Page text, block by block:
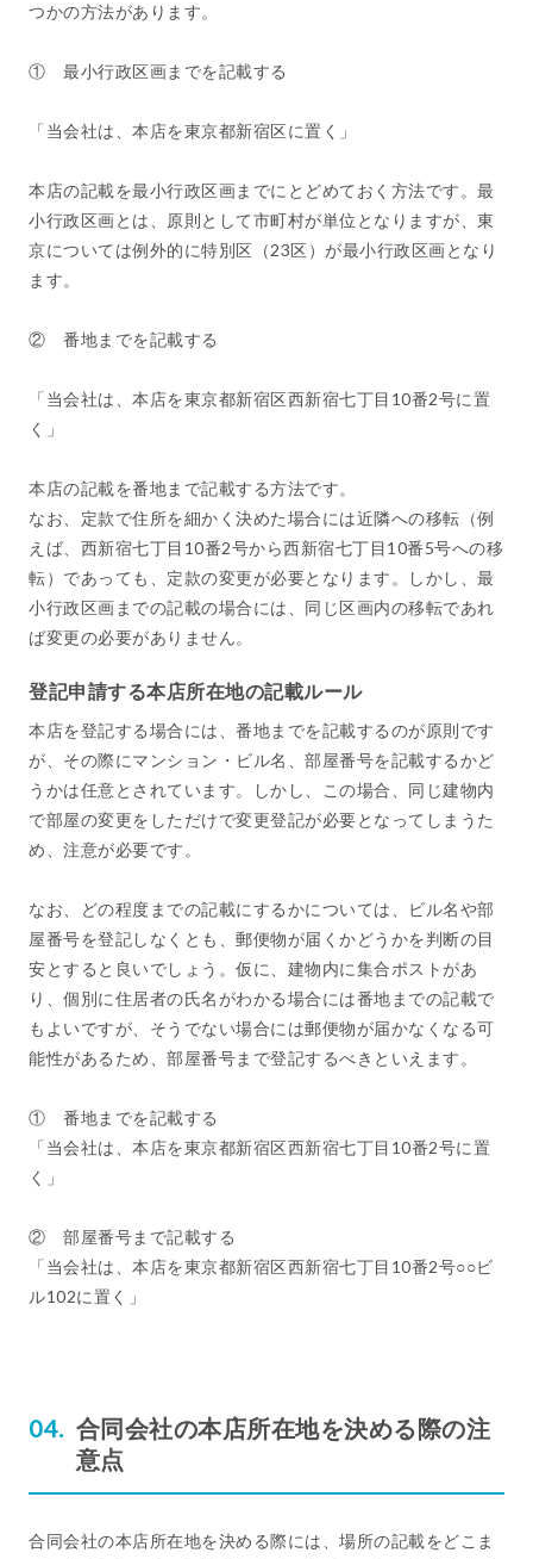
つかの方法があります。
① 最小行政区画までを記載する
「当会社は、本店を東京都新宿区に置く」
本店の記載を最小行政区画までにとどめておく方法です。最
小行政区画とは、原則として市町村が単位となりますが、東
京については例外的に特別区（23区）が最小行政区画となり
ます。
② 番地までを記載する
「当会社は、本店を東京都新宿区西新宿七丁目10番2号に置
く」
本店の記載を番地まで記載する方法です。
なお、定款で住所を細かく決めた場合には近隣への移転（例
えば、西新宿七丁目10番2号から西新宿七丁目10番5号への移
転）であっても、定款の変更が必要となります。しかし、最
小行政区画までの記載の場合には、同じ区画内の移転であれ
ば変更の必要がありません。
登記申請する本店所在地の記載ルール
本店を登記する場合には、番地までを記載するのが原則です
が、その際にマンション・ビル名、部屋番号を記載するかど
うかは任意とされています。しかし、この場合、同じ建物内
で部屋の変更をしただけで変更登記が必要となってしまうた
め、注意が必要です。
なお、どの程度までの記載にするかについては、ビル名や部
屋番号を登記しなくとも、郵便物が届くかどうかを判断の目
安とすると良いでしょう。仮に、建物内に集合ポストがあ
り、個別に住居者の氏名がわかる場合には番地までの記載で
もよいですが、そうでない場合には郵便物が届かなくなる可
能性があるため、部屋番号まで登記するべきといえます。
① 番地までを記載する
「当会社は、本店を東京都新宿区西新宿七丁目10番2号に置
く」
② 部屋番号まで記載する
「当会社は、本店を東京都新宿区西新宿七丁目10番2号○○ビ
ル102に置く」
合同会社の本店所在地を決める際の注
意点
合同会社の本店所在地を決める際には、場所の記載をどこま